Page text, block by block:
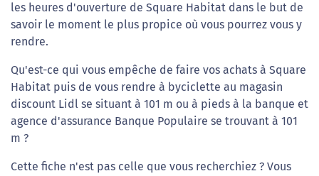
les heures d'ouverture de Square Habitat dans le but de
savoir le moment le plus propice où vous pourrez vous y
rendre.
Qu'est-ce qui vous empêche de faire vos achats à Square
Habitat puis de vous rendre à byciclette au magasin
discount Lidl se situant à 101 m ou à pieds à la banque et
agence d'assurance Banque Populaire se trouvant à 101
m ?
Cette fiche n'est pas celle que vous recherchiez ? Vous